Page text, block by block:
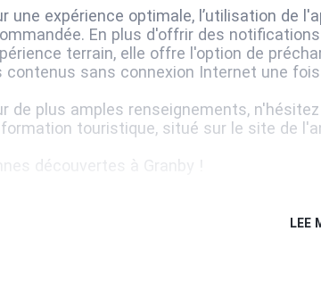
une expérience optimale, l’utilisation de
En plus d'offrir des
terrain, elle offre l'option de
contenus sans connexion Internet une
de plus amples renseignements,
touristique, situé sur le site de
découvertes à Granby !
LEE